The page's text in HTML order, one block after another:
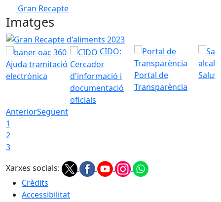
Gran Recapte
Imatges
Gran Recapte d'aliments 2023
Ajuda tramitació
electrònica
CIDO:
Cercador
d'informació i
documentació
oficials
Portal de
Transparència
AnteriorSegüent
1
2
3
Xarxes socials:
Crèdits
Accessibilitat